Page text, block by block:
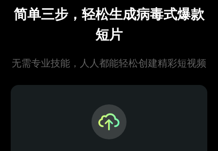
简单三步，轻松生成病毒式爆款
短片
无需专业技能，人人都能轻松创建精彩短视频